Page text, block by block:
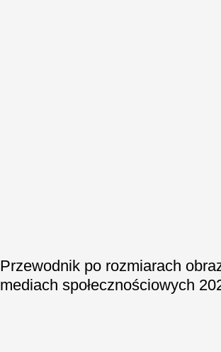
Przewodnik po rozmiarach
mediach społecznościowych